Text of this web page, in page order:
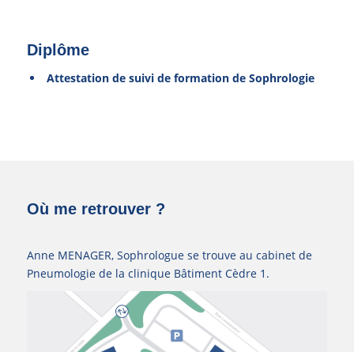
Diplôme
Attestation de suivi de formation de Sophrologie
Où me retrouver ?
Anne MENAGER, Sophrologue se trouve au cabinet de
Pneumologie de la clinique Bâtiment Cèdre 1.